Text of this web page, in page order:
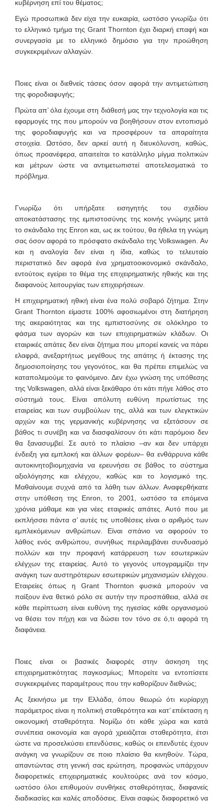
κυβέρνηση επί του θέματος;
Εγώ προσωπικά δεν είχα την ευκαιρία, ωστόσο γνωρίζω ότι
το ελληνικό τμήμα της Grant Thornton έχει διαρκή επαφή και
συνεργασία με το ελληνικό δημόσιο για την προώθηση
συγκεκριμένων αλλαγών.
Ποιες είναι οι διεθνείς τάσεις όσον αφορά την αντιμετώπιση
της φοροδιαφυγής;
Πρώτα απ’ όλα έχουμε στη διάθεσή μας την τεχνολογία και τις
εφαρμογές της που μπορούν να βοηθήσουν στον εντοπισμό
της φοροδιαφυγής και να προσφέρουν τα απαραίτητα
στοιχεία. Ωστόσο, δεν αρκεί αυτή η διευκόλυνση, καθώς,
όπως προανέφερα, απαιτείται το κατάλληλο μίγμα πολιτικών
και μέτρων ώστε να αντιμετωπιστεί αποτελεσματικά το
πρόβλημα.
Γνωρίζω ότι υπήρξατε εισηγητής του σχεδίου
αποκατάστασης της εμπιστοσύνης της κοινής γνώμης μετά
το σκάνδαλο της Enron και, ως εκ τούτου, θα ήθελα τη γνώμη
σας όσον αφορά το πρόσφατο σκάνδαλο της Volkswagen. Αν
και η αναλογία δεν είναι η ίδια, καθώς το τελευταίο
περιστατικό δεν αφορά ένα χρηματοοικονομικό σκάνδαλο,
εντούτοις εγείρει το θέμα της επιχειρηματικής ηθικής και της
διαφανούς λειτουργίας των επιχειρήσεων.
H επιχειρηματική ηθική είναι ένα πολύ σοβαρό ζήτημα. Στην
Grant Thornton είμαστε 100% αφοσιωμένοι στη διατήρηση
της ακεραιότητας και της εμπιστοσύνης σε ολόκληρο το
φάσμα των αγορών και των επιχειρηματικών κλάδων. Οι
εταιρικές απάτες δεν είναι ζήτημα που μπορεί κανείς να πάρει
ελαφρά, ανεξαρτήτως μεγέθους της απάτης ή έκτασης της
δημοσιοποίησης του γεγονότος, και θα πρέπει επιμελώς να
καταπολεμούμε το φαινόμενο. Δεν έχω γνώση της υπόθεσης
της Volkswagen, αλλά είναι ξεκάθαρο ότι κάτι πήγε λάθος στο
σύστημά τους. Είναι απόλυτη ευθύνη πρωτίστως της
εταιρείας και των συμβούλων της, αλλά και των ελεγκτικών
αρχών και της γερμανικής κυβέρνησης να εξετάσουν σε
βάθος τι συνέβη και να διασφαλίσουν ότι κάτι παρόμοιο δεν
θα ξανασυμβεί. Σε αυτό το πλαίσιο –αν και δεν υπάρχει
ένδειξη για εμπλοκή και άλλων φορέων– θα ενθάρρυνα κάθε
αυτοκινητοβιομηχανία να ερευνήσει σε βάθος το σύστημα
αξιολόγησης και ελέγχου, καθώς και το λογισμικό της.
Μαθαίνουμε συχνά από τα λάθη των άλλων. Αναφερθήκατε
στην υπόθεση της Enron, το 2001, ωστόσο τα επόμενα
χρόνια μάθαμε και για νέες εταιρικές απάτες. Αυτό που με
εκπλήσσει πάντα σ’ αυτές τις υποθέσεις είναι ο αριθμός των
εμπλεκόμενων ανθρώπων. Είναι σπάνιο να αφορούν το
λάθος ενός ανθρώπου, συνήθως περιλαμβάνει συνδυασμό
πολλών και την προφανή κατάρρευση των εσωτερικών
ελέγχων της εταιρείας. Αυτό το γεγονός υπογραμμίζει την
ανάγκη των αυστηρότερων εσωτερικών μηχανισμών ελέγχου.
Εταιρείες όπως η Grant Thornton φυσικά μπορούν να
παίξουν ένα θετικό ρόλο σε αυτήν την προσπάθεια, αλλά σε
κάθε περίπτωση είναι ευθύνη της ηγεσίας κάθε οργανισμού
να θέσει τον πήχη και να δώσει τον τόνο σε ό,τι αφορά τη
διαφάνεια.
Ποιες είναι οι βασικές διαφορές στην άσκηση της
επιχειρηματικότητας παγκοσμίως; Μπορείτε να εντοπίσετε
συγκεκριμένες παραμέτρους που την καθορίζουν διεθνώς;
Ας ξεκινήσω με την Ελλάδα, όπου θεωρώ ότι κυρίαρχη
παράμετρος είναι η πολιτική σταθερότητα και κατ’ επέκταση η
οικονομική σταθερότητα. Νομίζω ότι κάθε χώρα και κατά
συνέπεια οικονομία και αγορά χρειάζεται σταθερότητα, έτσι
ώστε να προσελκύσει επενδύσεις, καθώς οι επενδυτές έχουν
ανάγκη να γνωρίζουν σε ποιο πλαίσιο θα κινηθούν. Τώρα,
απαντώντας στη γενική σας ερώτηση, προφανώς υπάρχουν
διαφορετικές επιχειρηματικές κουλτούρες ανά τον κόσμο,
ωστόσο όλοι επιθυμούν συνθήκες σταθερότητας, διαφανείς
διαδικασίες και καλές αποδόσεις. Είναι σαφώς διαφορετικό να